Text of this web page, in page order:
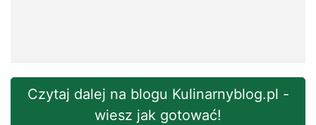
Czytaj dalej na blogu Kulinarnyblog.pl -
wiesz jak gotować!